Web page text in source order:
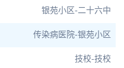
银苑小区-二十六中
传染病医院-银苑小区
技校-技校